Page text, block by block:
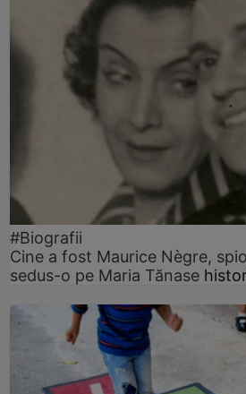
#Biografii
Cine a fost Maurice Nègre,
sedus-o pe Maria Tănase